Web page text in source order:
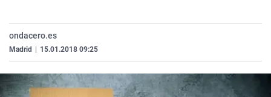
ondacero.es
Madrid 15.01.2018 09:25